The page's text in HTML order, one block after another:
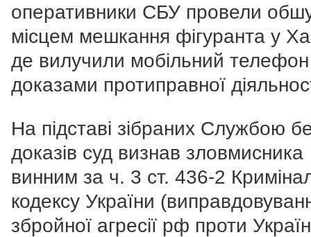
оперативники СБУ провели
місцем мешкання фігуранта у
де вилучили мобільний телефон
доказами протиправної
На підставі зібраних Службою
доказів суд визнав зловмисника
винним за ч. 3 ст. 436-2
кодексу України
збройної агресії рф проти